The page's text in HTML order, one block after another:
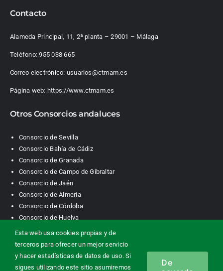
Contacto
Alameda Principal, 11, 2ª planta – 29001 – Málaga
Teléfono:955 038 665
Correo electrónico: usuarios@ctmam.es
Página web: https://www.ctmam.es
Otros Consorcios andaluces
Consorcio de Sevilla
Consorcio Bahía de Cádiz
Consorcio de Granada
Consorcio de Campo de Gibraltar
Consorcio de Jaén
Consorcio de Almería
Consorcio de Córdoba
Consorcio de Huelva
Consorcio de Transporte Metropolitano. Área de Málaga |
Contacto| Información legal Política de privacidad|
Esta web usa cookies propias y de
terceros para ofrecer un mejor servicio
y hacer estadísticas de datos de uso. Si
sigues utilizando este sitio asumiremos
De